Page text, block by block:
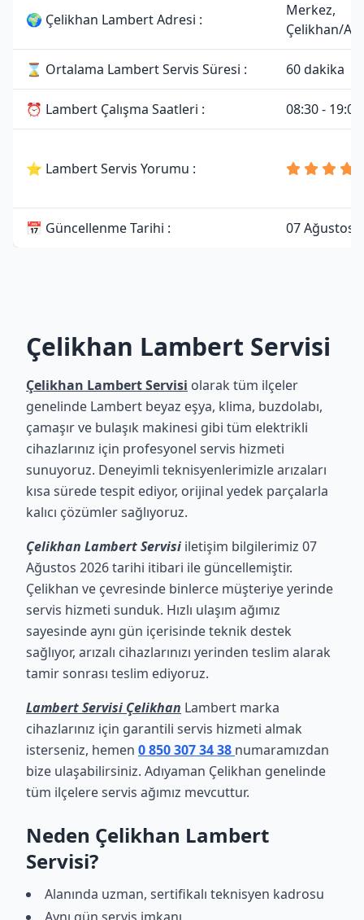
🌍 Çelikhan Lambert Adresi :
Merkez,
Çelikhan/
⌛ Ortalama Lambert Servis Süresi : 60 dakika
⏰ Lambert Çalışma Saatleri : 08:30 - 19:00
⭐ Lambert Servis Yorumu :
📅 Güncellenme Tarihi : 07 Ağustos
Çelikhan Lambert Servisi
Çelikhan Lambert Servisi olarak tüm ilçeler
genelinde Lambert beyaz eşya, klima, buzdolabı,
çamaşır ve bulaşık makinesi gibi tüm elektrikli
cihazlarınız için profesyonel servis hizmeti
sunuyoruz. Deneyimli teknisyenlerimizle arızaları
kısa sürede tespit ediyor, orijinal yedek parçalarla
kalıcı çözümler sağlıyoruz.
Çelikhan Lambert Servisi iletişim bilgilerimiz 07
Ağustos 2026 tarihi itibari ile güncellemiştir.
Çelikhan ve çevresinde binlerce müşteriye yerinde
servis hizmeti sunduk. Hızlı ulaşım ağımız
sayesinde aynı gün içerisinde teknik destek
sağlıyor, arızalı cihazlarınızı yerinden teslim alarak
tamir sonrası teslim ediyoruz.
Lambert Servisi Çelikhan Lambert marka
cihazlarınız için garantili servis hizmeti almak
isterseniz, hemen 0 850 307 34 38 numaramızdan
bize ulaşabilirsiniz. Adıyaman Çelikhan genelinde
tüm ilçelere servis ağımız mevcuttur.
Neden Çelikhan Lambert
Servisi?
Alanında uzman, sertifikalı teknisyen kadrosu